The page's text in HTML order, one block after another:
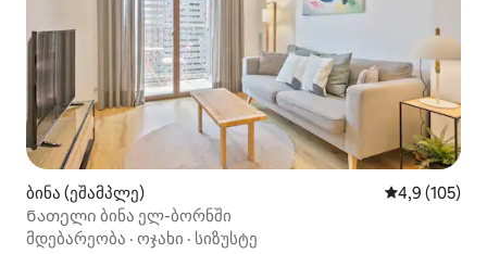
ბინა (ეშამპლე) საშუალო
4,9 (105)
Ნათელი ბინა ელ-ბორნში
მდებარეობა · ოჯახი · სიზუსტე